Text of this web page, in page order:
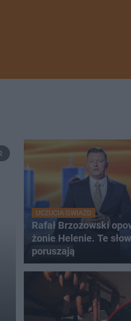
UCZUCIA GWIAZD
Rafał Brzozowski
żonie Helenie. Te
poruszają